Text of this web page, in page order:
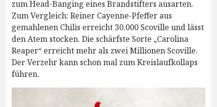
zum Head-Banging eines Brandstifters ausarten.
Zum Vergleich: Reiner Cayenne-Pfeffer aus
gemahlenen Chilis erreicht 30.000 Scoville und lässt
den Atem stocken. Die schärfste Sorte „Carolina
Reaper“ erreicht mehr als zwei Millionen Scoville.
Der Verzehr kann schon mal zum Kreislaufkollaps
führen.